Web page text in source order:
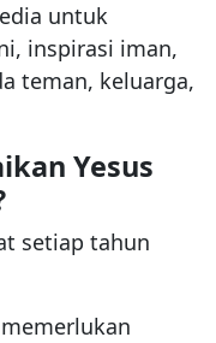
untuk
inspirasi iman,
teman, keluarga,
Yesus
setiap tahun